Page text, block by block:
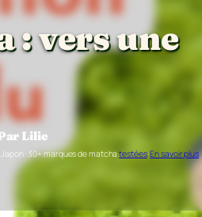
: vers une
Lilie
· 30+ marques de matchatestées·En savoir plus